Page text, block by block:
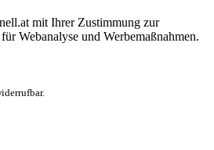
mit Ihrer Zustimmung zur
Webanalyse und Werbemaßnahmen.